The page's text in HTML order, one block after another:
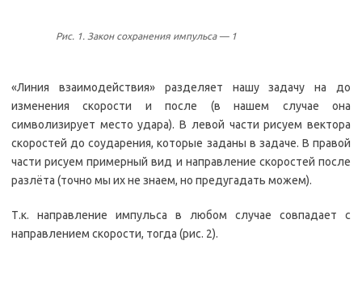
Рис. 1. Закон сохранения импульса — 1
«Линия взаимодействия» разделяет нашу задачу на до
изменения скорости и после (в нашем случае она
символизирует место удара). В левой части рисуем вектора
скоростей до соударения, которые заданы в задаче. В правой
части рисуем примерный вид и направление скоростей после
разлёта (точно мы их не знаем, но предугадать можем).
Т.к. направление импульса в любом случае совпадает с
направлением скорости, тогда (рис. 2).